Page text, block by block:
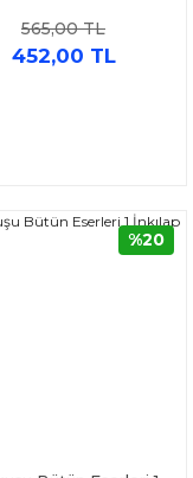
565,00 TL
452,00 TL
%20